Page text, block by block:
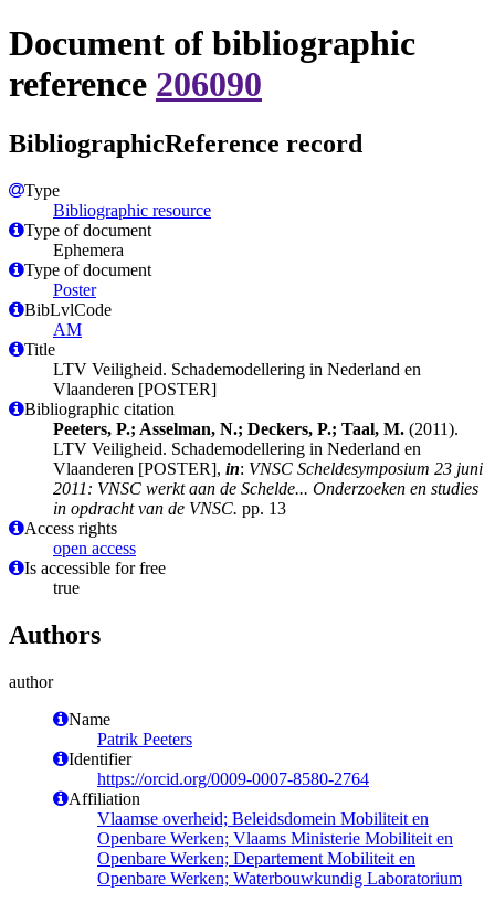
Document of bibliographic
reference 206090
BibliographicReference record
Type
Bibliographic resource
Type of document
Ephemera
Type of document
Poster
BibLvlCode
AM
Title
LTV Veiligheid. Schademodellering in Nederland en
Vlaanderen [POSTER]
Bibliographic citation
Peeters, P.; Asselman, N.; Deckers, P.; Taal, M. (2011).
LTV Veiligheid. Schademodellering in Nederland en
Vlaanderen [POSTER], in: VNSC Scheldesymposium 23 juni
2011: VNSC werkt aan de Schelde... Onderzoeken en studies
in opdracht van de VNSC. pp. 13
Access rights
open access
Is accessible for free
true
Authors
author
Name
Patrik Peeters
Identifier
https://orcid.org/0009-0007-8580-2764
Affiliation
Vlaamse overheid; Beleidsdomein Mobiliteit en
Openbare Werken; Vlaams Ministerie Mobiliteit en
Openbare Werken; Departement Mobiliteit en
Openbare Werken; Waterbouwkundig Laboratorium